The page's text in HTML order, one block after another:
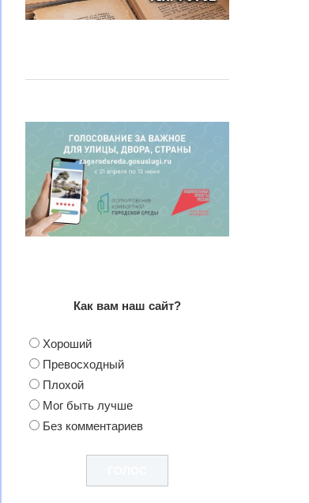
Как вам наш сайт?
Хороший
Превосходный
Плохой
Мог быть лучше
Без комментариев